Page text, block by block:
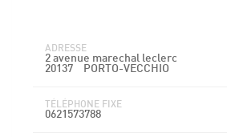
ADRESSE
2 avenue marechal leclerc
20137
PORTO-VECCHIO
TÉLÉPHONE FIXE
0621573788